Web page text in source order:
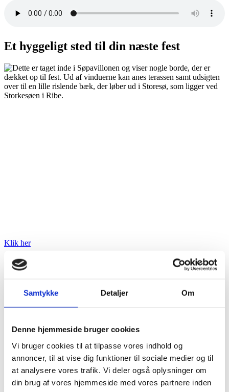
Samtykke Detaljer Om
Denne hjemmeside bruger cookies
Vi bruger cookies til at tilpasse vores indhold og
annoncer, til at vise dig funktioner til sociale medier og til
at analysere vores trafik. Vi deler også oplysninger om
din brug af vores hjemmeside med vores partnere inden
Et hyggeligt sted til din næste fest
Klik her
1. klasses køkken - Selskaber fra 10 til 150 personer
Lokale Øst 70 siddepladser
Lokale Vest 60 siddepladser
Samlet 150 Siddepladser
Vi laver flere former for festmenuer, brunch, morgenmad mm. og